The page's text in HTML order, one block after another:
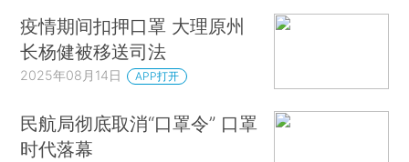
疫情期间扣押口罩 大理原州
长杨健被移送司法
2025年08月14日 APP打开
民航局彻底取消“口罩令” 口罩
时代落幕